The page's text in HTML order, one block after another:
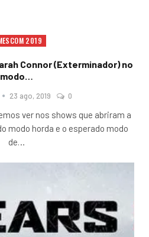
2019
Connor (Exterminador) no
modo…
23 ago, 2019 0
ver nos shows que abriram a
modo horda e o esperado modo
de